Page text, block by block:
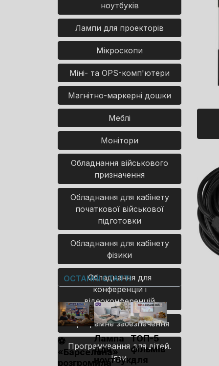
ноутбуків
Лампи для проекторів
Мікроскопи
Міні- та OPS-комп'ютери
Магнітно-маркерні дошки
Меблі
Монітори
Обладнання військового
призначення
Обладнання для кабінету
початкової військової
підготовки
Обладнання для кабінету
фізики
Обладнання для
конференцій і
відеоконференцій
Програмне забезпечення
Програмування для дітей.
Ігри.
ОСТАННІ СТАТТІ
⚽
«Барселона»
розгромила
Лампа
для
ноутбука
ТОП-5
фільмів
для